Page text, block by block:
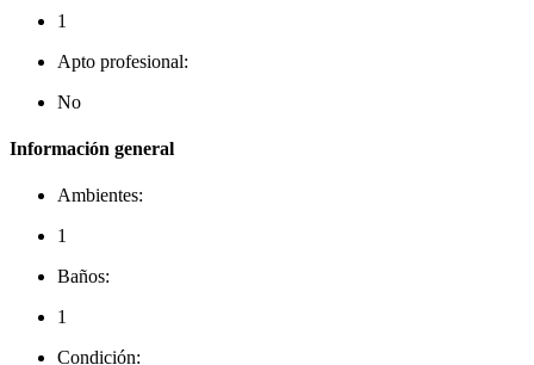
1
Apto profesional:
No
Información general
Ambientes:
1
Baños:
1
Condición: